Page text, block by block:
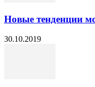
Новые тенденции
30.10.2019